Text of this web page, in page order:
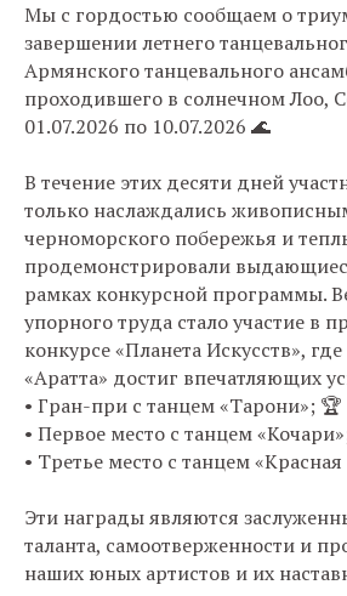
Мы с гордостью сообщаем о
завершении летнего
Армянского танцевального
проходившего в солнечном Лоо,
01.07.2026 по 10.07.2026 🌊
В течение этих десяти дней
только наслаждались
черноморского побережья и
продемонстрировали
рамках конкурсной программы.
упорного труда стало участие в
конкурсе «Планета Искусств»,
«Аратта» достиг впечатляющих
• Гран-при с танцем «Тарони»; 🏆
• Первое место с танцем
• Третье место с танцем
Эти награды являются
таланта, самоотверженности и
наших юных артистов и их